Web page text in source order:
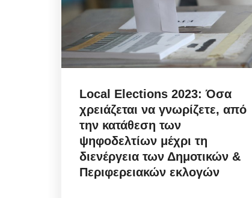
Local Elections 2023: Όσα
χρειάζεται να γνωρίζετε, από
την κατάθεση των
ψηφοδελτίων μέχρι τη
διενέργεια των Δημοτικών &
Περιφερειακών εκλογών
η στρατηγική της ΔΕΥΑΜ
μετατρέπει...
Αυγ 5, 2026